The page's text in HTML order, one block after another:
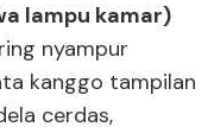
lampu kamar)
nyampur
kanggo tampilan
cerdas,